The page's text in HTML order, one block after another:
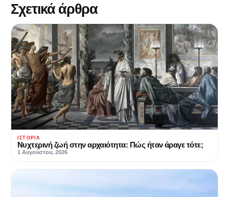
Σχετικά άρθρα
ΙΣΤΟΡΊΑ
Νυχτερινή ζωή στην αρχαιότητα: Πώς ήταν άραγε τότε;
1 Αυγούστου, 2026